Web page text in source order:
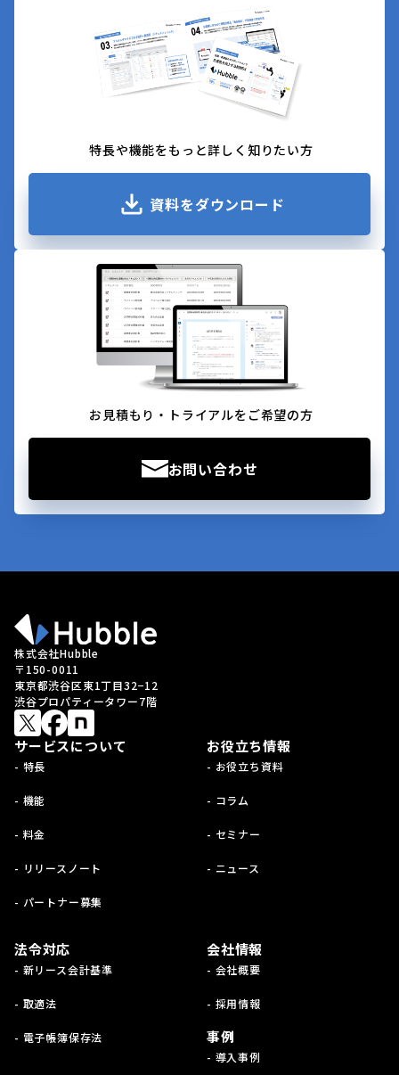
特長や機能をもっと詳しく知りたい方
資料をダウンロード
お見積もり・トライアルをご希望の方
お問い合わせ
株式会社Hubble
〒150-0011
東京都渋谷区東1丁目32−12
渋谷プロパティータワー7階
サービスについて
- 特長
- 機能
- 料金
- リリースノート
- パートナー募集
お役立ち情報
- お役立ち資料
- コラム
- セミナー
- ニュース
法令対応
- 新リース会計基準
- 取適法
- 電子帳簿保存法
会社情報
- 会社概要
- 採用情報
事例
- 導入事例